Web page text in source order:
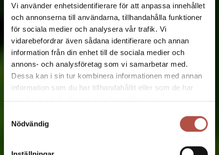
Vi använder enhetsidentifierare för att anpassa innehållet
och annonserna till användarna, tillhandahålla funktioner
för sociala medier och analysera vår trafik. Vi
vidarebefordrar även sådana identifierare och annan
information från din enhet till de sociala medier och
annons- och analysföretag som vi samarbetar med.
Dessa kan i sin tur kombinera informationen med annan
information som du har tillhandahållit eller som de har
samlat in när du har använt deras tjänster.
Nödvändig